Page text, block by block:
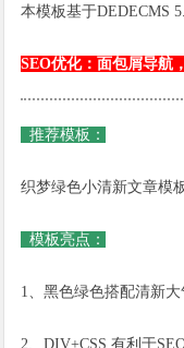
本模板基于DEDECMS
SEO优化：面包屑导航
推荐模板：
织梦绿色小清新文章模
模板亮点：
1、黑色绿色搭配清新
2、DIV+CSS 有利于